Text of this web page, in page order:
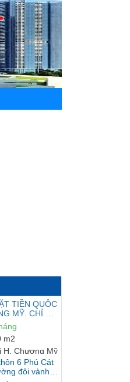
TIỀN QUÔC
MỸ. CHỈ 4.5
m2
H. Chương Mỹ
6 Phú Cát
đôi vành
m2
H. Quốc Oai